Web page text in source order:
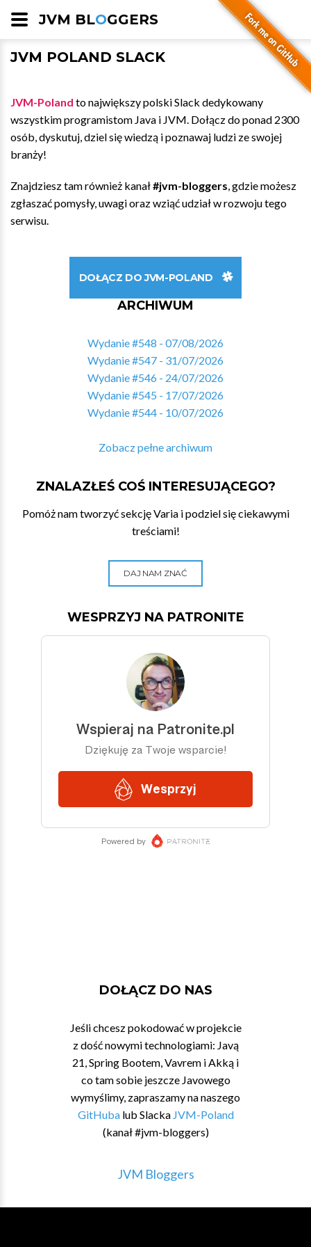
JVM BLOGGERS
JVM POLAND SLACK
JVM-Poland to największy polski Slack dedykowany
wszystkim programistom Java i JVM. Dołącz do ponad 2300
osób, dyskutuj, dziel się wiedzą i poznawaj ludzi ze swojej
branży!
Znajdziesz tam również kanał#jvm-bloggers, gdzie możesz
zgłaszać pomysły, uwagi oraz wziąć udział w rozwoju tego
serwisu.
DOŁĄCZ DO JVM-POLAND
ARCHIWUM
Wydanie #548 - 07/08/2026
Wydanie #547 - 31/07/2026
Wydanie #546 - 24/07/2026
Wydanie #545 - 17/07/2026
Wydanie #544 - 10/07/2026
Zobacz pełne archiwum
ZNALAZŁEŚ COŚ INTERESUJĄCEGO?
Pomóż nam tworzyć sekcję Varia i podziel się ciekawymi
treściami!
DAJ NAM ZNAĆ
WESPRZYJ NA PATRONITE
DOŁĄCZ DO NAS
Jeśli chcesz pokodować w projekcie
z dość nowymi technologiami: Javą
21, Spring Bootem, Vavrem i Akką i
co tam sobie jeszcze Javowego
wymyślimy, zapraszamy na naszego
GitHubalub Slacka JVM-Poland
(kanał #jvm-bloggers)
JVM Bloggers